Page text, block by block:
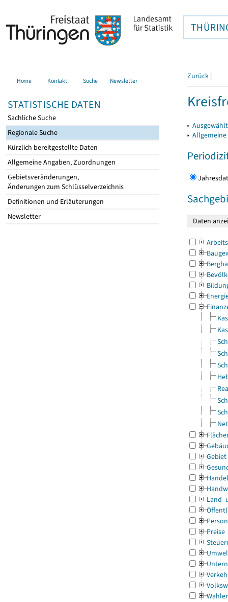
Home Kontakt Suche Newsletter
STATISTISCHE DATEN
Sachliche Suche
Regionale Suche
Kürzlich bereitgestellte Daten
Allgemeine Angaben, Zuordnungen
Gebietsveränderungen,
Änderungen zum Schlüsselverzeichnis
Definitionen und Erläuterungen
Newsletter
Zurück |
▸
▸
Gebiet
Land-
Preise